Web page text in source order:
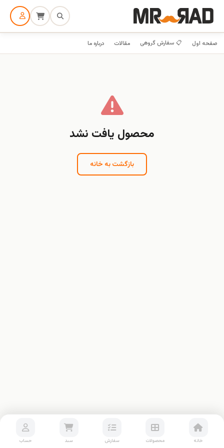
صفحه اول 📋 سفارش گروهی مقالات درباره ما
محصول یافت نشد
بازگشت به خانه
خانه محصولات سفارش سبد حساب